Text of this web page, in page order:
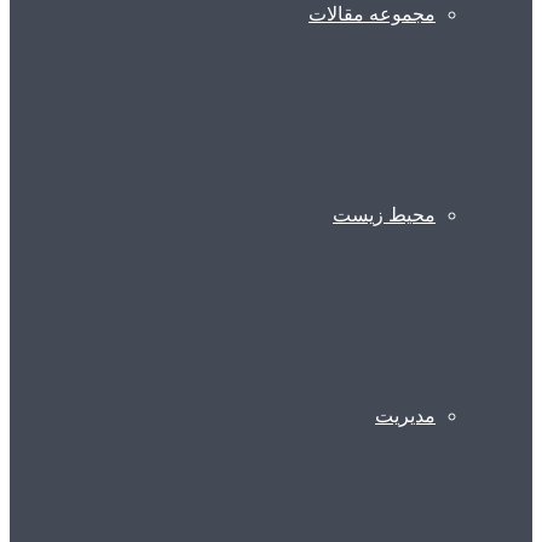
مجموعه مقالات
محیط زیست
مدیریت